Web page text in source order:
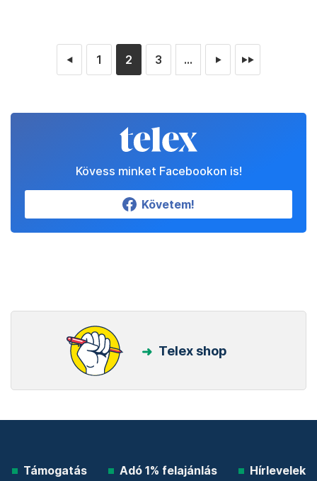
◄ 1 2 3 ... ► ►►
Kövess minket Facebookon is!
Követem!
Telex shop
Támogatás Adó 1% felajánlás Hírlevelek